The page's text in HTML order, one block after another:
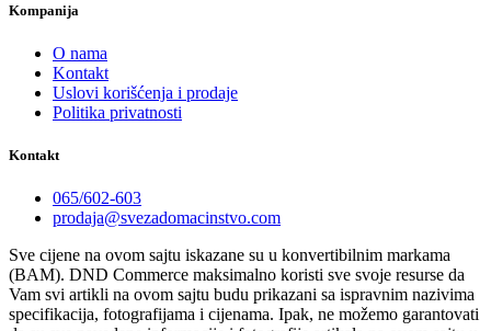
Kompanija
O nama
Kontakt
Uslovi korišćenja i prodaje
Politika privatnosti
Kontakt
065/602-603
prodaja@svezadomacinstvo.com
Sve cijene na ovom sajtu iskazane su u konvertibilnim markama
(BAM). DND Commerce maksimalno koristi sve svoje resurse da
Vam svi artikli na ovom sajtu budu prikazani sa ispravnim nazivima
specifikacija, fotografijama i cijenama. Ipak, ne možemo garantovati